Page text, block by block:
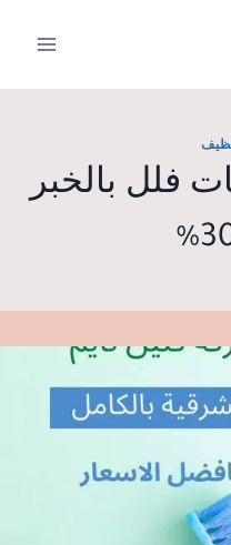
فلل بالخبر